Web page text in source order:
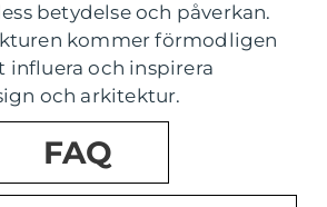
betydelse och påverkan.
kommer förmodligen
influera och inspirera
och arkitektur.
FAQ